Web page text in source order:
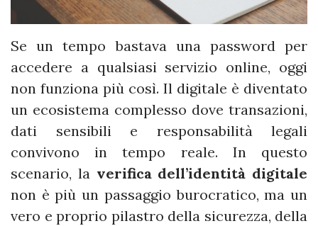
Se un tempo bastava una password per
accedere a qualsiasi servizio online, oggi
non funziona più così. Il digitale è diventato
un ecosistema complesso dove transazioni,
dati sensibili e responsabilità legali
convivono in tempo reale. In questo
scenario, la verifica dell’identità digitale
non è più un passaggio burocratico, ma un
vero e proprio pilastro della sicurezza, della